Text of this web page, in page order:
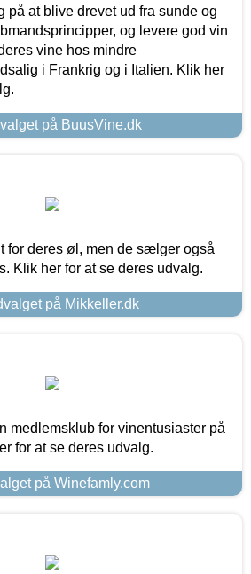
på at blive drevet ud fra sunde og
og levere god vin
vine hos mindre
i Frankrig og i Italien. Klik her
på BuusVine.dk
for deres øl, men de sælger også
Klik her for at se deres udvalg.
på Mikkeller.dk
medlemsklub for vinentusiaster på
for at se deres udvalg.
på Winefamly.com